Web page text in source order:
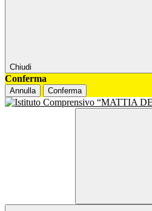
Chiudi
Conferma
Annulla Conferma